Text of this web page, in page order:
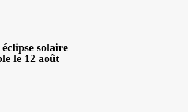
solaire
le 12 août